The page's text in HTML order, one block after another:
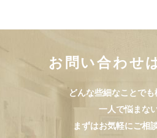
お問い合わせ
どんな些細なことでも
一人で悩まない
まずはお気軽にご相